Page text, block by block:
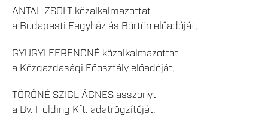
ANTAL ZSOLT közalkalmazottat
a Budapesti Fegyház és Börtön előadóját,
GYUGYI FERENCNÉ közalkalmazottat
a Közgazdasági Főosztály előadóját,
TÖRŐNÉ SZIGL ÁGNES asszonyt
a Bv. Holding Kft. adatrögzítőjét.